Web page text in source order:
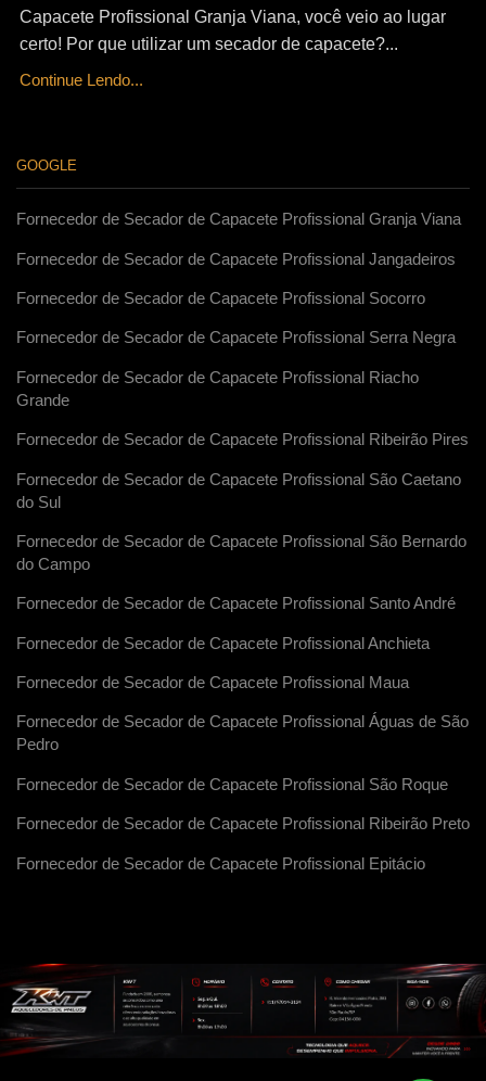
Capacete Profissional Granja Viana, você veio ao lugar
certo! Por que utilizar um secador de capacete?...
Continue Lendo...
GOOGLE
Fornecedor de Secador de Capacete Profissional Granja Viana
Fornecedor de Secador de Capacete Profissional Jangadeiros
Fornecedor de Secador de Capacete Profissional Socorro
Fornecedor de Secador de Capacete Profissional Serra Negra
Fornecedor de Secador de Capacete Profissional Riacho
Grande
Fornecedor de Secador de Capacete Profissional Ribeirão Pires
Fornecedor de Secador de Capacete Profissional São Caetano
do Sul
Fornecedor de Secador de Capacete Profissional São Bernardo
do Campo
Fornecedor de Secador de Capacete Profissional Santo André
Fornecedor de Secador de Capacete Profissional Anchieta
Fornecedor de Secador de Capacete Profissional Maua
Fornecedor de Secador de Capacete Profissional Águas de São
Pedro
Fornecedor de Secador de Capacete Profissional São Roque
Fornecedor de Secador de Capacete Profissional Ribeirão Preto
Fornecedor de Secador de Capacete Profissional Epitácio